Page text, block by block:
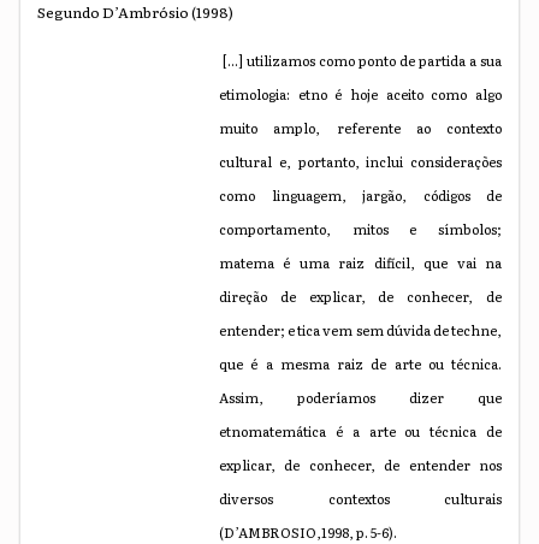
Segundo D’Ambrósio (1998)
[...] utilizamos como ponto de partida a sua
etimologia: etno é hoje aceito como algo
muito amplo, referente ao contexto
cultural e, portanto, inclui considerações
como linguagem, jargão, códigos de
comportamento, mitos e símbolos;
matema é uma raiz difícil, que vai na
direção de explicar, de conhecer, de
entender; e tica vem sem dúvida de techne,
que é a mesma raiz de arte ou técnica.
Assim, poderíamos dizer que
etnomatemática é a arte ou técnica de
explicar, de conhecer, de entender nos
diversos contextos culturais
(D’AMBROSIO,1998, p. 5-6).